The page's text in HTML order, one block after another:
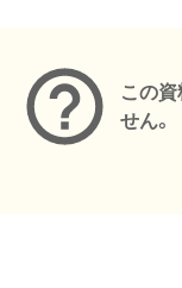
この
せん。